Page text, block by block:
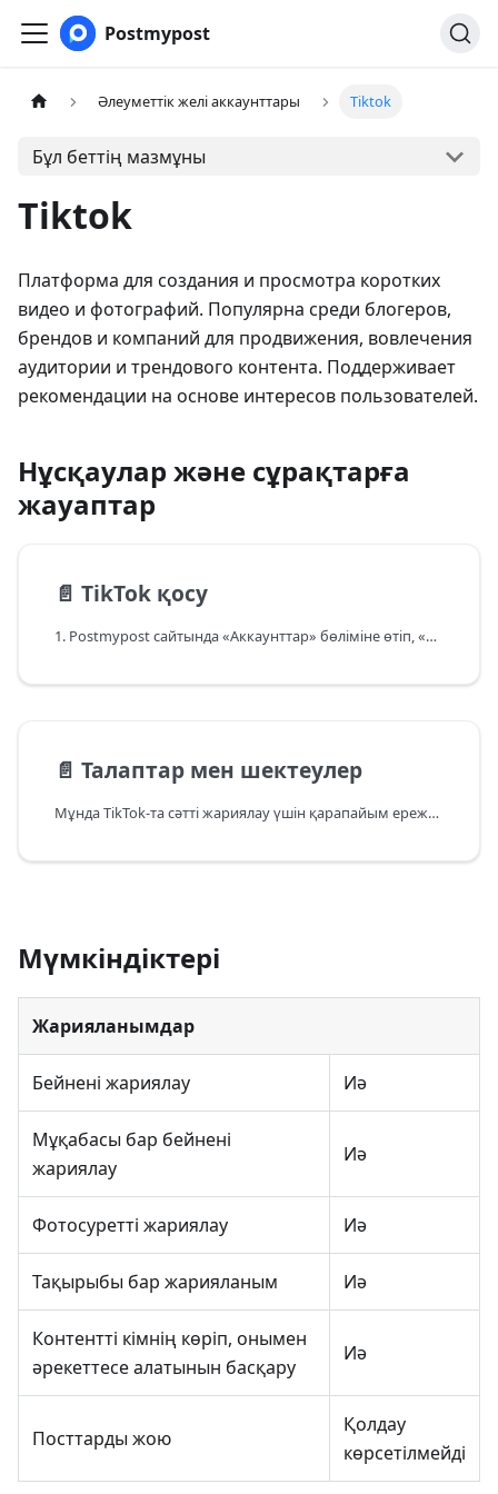
Postmypost
Әлеуметтік желі аккаунттары Tiktok
Бұл беттің мазмұны
Tiktok
Платформа для создания и просмотра коротких
видео и фотографий. Популярна среди блогеров,
брендов и компаний для продвижения, вовлечения
аудитории и трендового контента. Поддерживает
рекомендации на основе интересов пользователей.
Нұсқаулар және сұрақтарға
жауаптар
📄️ TikTok қосу
1. Postmypost сайтында «Аккаунттар» бөліміне өтіп, «Қосу» батырмасын басыңыз.
📄️ Талаптар мен шектеулер
Мұнда TikTok-та сәтті жариялау үшін қарапайым ережелер жиналған.
Мүмкіндіктері
Жарияланымдар
Бейнені жариялау Иә
Мұқабасы бар бейнені
жариялау
Иә
Фотосуретті жариялау Иә
Тақырыбы бар жарияланым Иә
Контентті кімнің көріп, онымен
әрекеттесе алатынын басқару
Иә
Посттарды жою
Қолдау
көрсетілмейді